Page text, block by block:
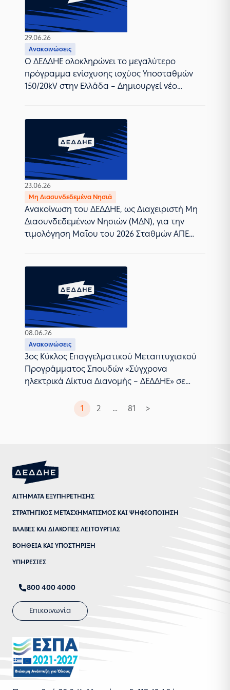
29.06.26
Ανακοινώσεις
Ο ΔΕΔΔΗΕ ολοκληρώνει το μεγαλύτερο
πρόγραμμα ενίσχυσης ισχύος Υποσταθμών
150/20kV στην Ελλάδα – Δημιουργεί νέο
23.06.26
Μη Διασυνδεδεμένα Νησιά
Ανακοίνωση του ΔΕΔΔΗΕ, ως Διαχειριστή Μη
Διασυνδεδεμένων Νησιών (ΜΔΝ), για την
τιμολόγηση Μαΐου του 2026 Σταθμών ΑΠΕ
08.06.26
Ανακοινώσεις
3ος Κύκλος Επαγγελματικού Μεταπτυχιακού
Προγράμματος Σπουδών «Σύγχρονα
ηλεκτρικά Δίκτυα Διανομής – ΔΕΔΔΗΕ» σε
Σελιδοποίηση
1 2 … 81 >
ΑΙΤΗΜΑΤΑ ΕΞΥΠΗΡΕΤΗΣΗΣ
ΣΤΡΑΤΗΓΙΚΟΣ ΜΕΤΑΣΧΗΜΑΤΙΣΜΟΣ ΚΑΙ ΨΗΦΙΟΠΟΙΗΣΗ
ΒΛΑΒΕΣ ΚΑΙ ΔΙΑΚΟΠΕΣ ΛΕΙΤΟΥΡΓΙΑΣ
ΒΟΗΘΕΙΑ ΚΑΙ ΥΠΟΣΤΗΡΙΞΗ
ΥΠΗΡΕΣΙΕΣ
800 400 4000
Επικοινωνία